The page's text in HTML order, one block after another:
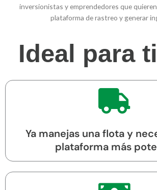
inversionistas y emprendedores que
plataforma de rastreo y generar
Ideal para
Ya manejas una flota y
plataforma más